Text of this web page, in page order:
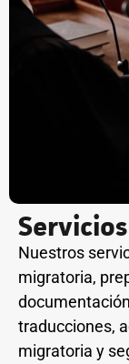
Servicios
Nuestros
migratoria,
traducciones,
migratoria y